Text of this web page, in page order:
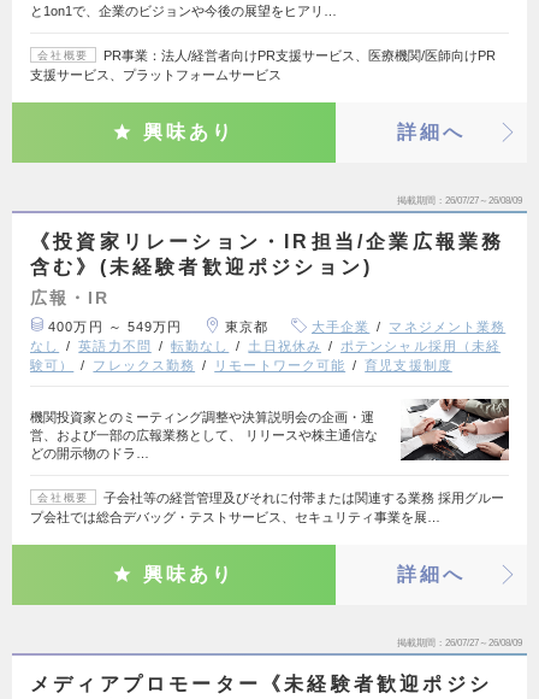
と1on1で、企業のビジョンや今後の展望をヒアリ…
会社概要
PR事業：法人/経営者向けPR支援サービス、医療機関/医師向けPR
支援サービス、プラットフォームサービス
興味あり 詳細へ
掲載期間 26/07/27～26/08/09
《投資家リレーション・IR担当/企業広報業務
含む》(未経験者歓迎ポジション)
広報・IR
400万円 ～ 549万円 東京都 大手企業
マネジメント業務
なし
英語力不問 転勤なし 土日祝休み
ポテンシャル採用（未経
験可）
フレックス勤務 リモートワーク可能 育児支援制度
機関投資家とのミーティング調整や決算説明会の企画・運
営、および一部の広報業務として、 リリースや株主通信な
どの開示物のドラ…
会社概要
子会社等の経営管理及びそれに付帯または関連する業務 採用グルー
プ会社では総合デバッグ・テストサービス、セキュリティ事業を展…
興味あり 詳細へ
掲載期間 26/07/27～26/08/09
メディアプロモーター《未経験者歓迎ポジシ